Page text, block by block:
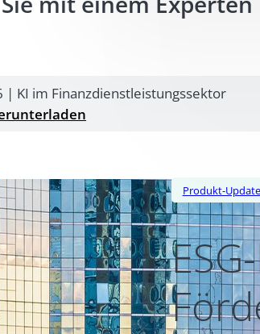
| KI im Finanzdienstleistungssektor
Produkt-